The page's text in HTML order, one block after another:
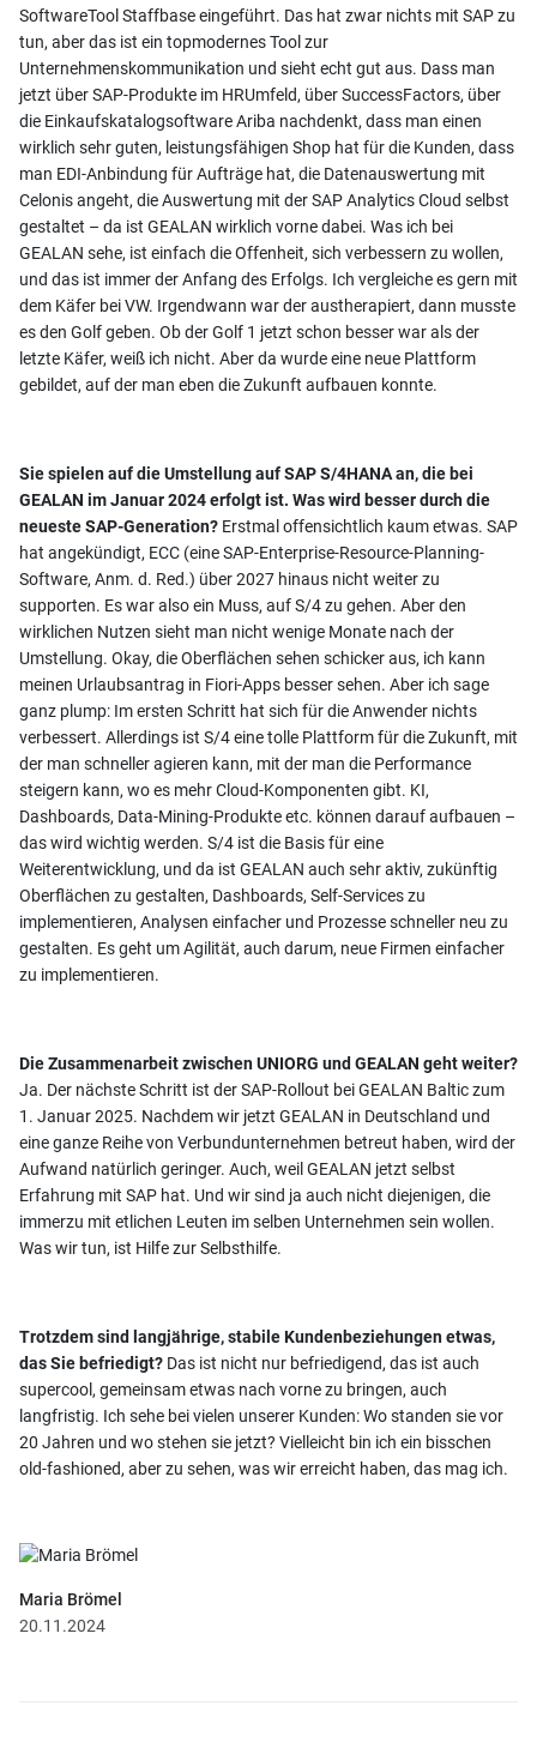
SoftwareTool Staffbase eingeführt. Das hat zwar nichts mit SAP zu
tun, aber das ist ein topmodernes Tool zur
Unternehmenskommunikation und sieht echt gut aus. Dass man
jetzt über SAP-Produkte im HRUmfeld, über SuccessFactors, über
die Einkaufskatalogsoftware Ariba nachdenkt, dass man einen
wirklich sehr guten, leistungsfähigen Shop hat für die Kunden, dass
man EDI-Anbindung für Aufträge hat, die Datenauswertung mit
Celonis angeht, die Auswertung mit der SAP Analytics Cloud selbst
gestaltet – da ist GEALAN wirklich vorne dabei. Was ich bei
GEALAN sehe, ist einfach die Offenheit, sich verbessern zu wollen,
und das ist immer der Anfang des Erfolgs. Ich vergleiche es gern mit
dem Käfer bei VW. Irgendwann war der austherapiert, dann musste
es den Golf geben. Ob der Golf 1 jetzt schon besser war als der
letzte Käfer, weiß ich nicht. Aber da wurde eine neue Plattform
gebildet, auf der man eben die Zukunft aufbauen konnte.
Sie spielen auf die Umstellung auf SAP S/4HANA an, die bei
GEALAN im Januar 2024 erfolgt ist. Was wird besser durch die
neueste SAP-Generation? Erstmal offensichtlich kaum etwas. SAP
hat angekündigt, ECC (eine SAP-Enterprise-Resource-Planning-
Software, Anm. d. Red.) über 2027 hinaus nicht weiter zu
supporten. Es war also ein Muss, auf S/4 zu gehen. Aber den
wirklichen Nutzen sieht man nicht wenige Monate nach der
Umstellung. Okay, die Oberflächen sehen schicker aus, ich kann
meinen Urlaubsantrag in Fiori-Apps besser sehen. Aber ich sage
ganz plump: Im ersten Schritt hat sich für die Anwender nichts
verbessert. Allerdings ist S/4 eine tolle Plattform für die Zukunft, mit
der man schneller agieren kann, mit der man die Performance
steigern kann, wo es mehr Cloud-Komponenten gibt. KI,
Dashboards, Data-Mining-Produkte etc. können darauf aufbauen –
das wird wichtig werden. S/4 ist die Basis für eine
Weiterentwicklung, und da ist GEALAN auch sehr aktiv, zukünftig
Oberflächen zu gestalten, Dashboards, Self-Services zu
implementieren, Analysen einfacher und Prozesse schneller neu zu
gestalten. Es geht um Agilität, auch darum, neue Firmen einfacher
zu implementieren.
Die Zusammenarbeit zwischen UNIORG und GEALAN geht weiter?
Ja. Der nächste Schritt ist der SAP-Rollout bei GEALAN Baltic zum
1. Januar 2025. Nachdem wir jetzt GEALAN in Deutschland und
eine ganze Reihe von Verbundunternehmen betreut haben, wird der
Aufwand natürlich geringer. Auch, weil GEALAN jetzt selbst
Erfahrung mit SAP hat. Und wir sind ja auch nicht diejenigen, die
immerzu mit etlichen Leuten im selben Unternehmen sein wollen.
Was wir tun, ist Hilfe zur Selbsthilfe.
Trotzdem sind langjährige, stabile Kundenbeziehungen etwas,
das Sie befriedigt? Das ist nicht nur befriedigend, das ist auch
supercool, gemeinsam etwas nach vorne zu bringen, auch
langfristig. Ich sehe bei vielen unserer Kunden: Wo standen sie vor
20 Jahren und wo stehen sie jetzt? Vielleicht bin ich ein bisschen
old-fashioned, aber zu sehen, was wir erreicht haben, das mag ich.
Maria Brömel
20.11.2024